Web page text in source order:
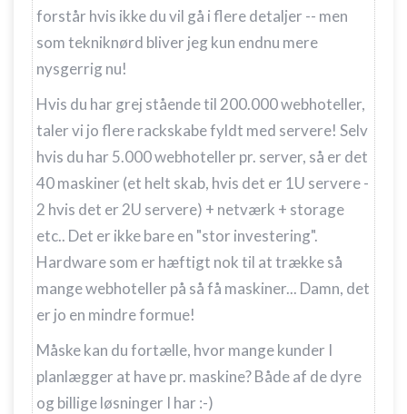
forstår hvis ikke du vil gå i flere detaljer -- men
som tekniknørd bliver jeg kun endnu mere
nysgerrig nu!
Hvis du har grej stående til 200.000 webhoteller,
taler vi jo flere rackskabe fyldt med servere! Selv
hvis du har 5.000 webhoteller pr. server, så er det
40 maskiner (et helt skab, hvis det er 1U servere -
2 hvis det er 2U servere) + netværk + storage
etc.. Det er ikke bare en "stor investering".
Hardware som er hæftigt nok til at trække så
mange webhoteller på så få maskiner... Damn, det
er jo en mindre formue!
Måske kan du fortælle, hvor mange kunder I
planlægger at have pr. maskine? Både af de dyre
og billige løsninger I har :-)